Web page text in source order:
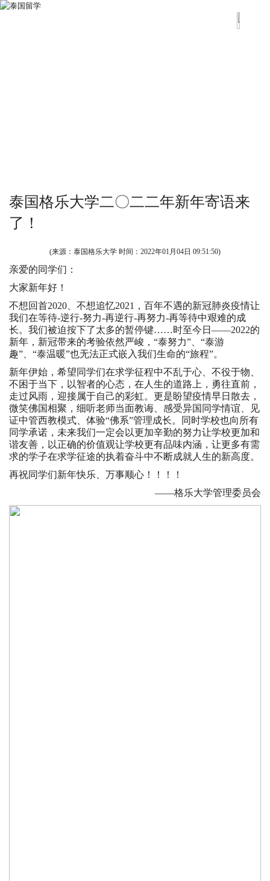
泰国格乐大学二〇二二年新年寄语来
了！
(来源：泰国格乐大学 时间： 2022年01月04日 09:51:50)
亲爱的同学们：
大家新年好！
不想回首2020、不想追忆2021，百年不遇的新冠肺炎疫情让
我们在等待-逆行-努力-再逆行-再努力-再等待中艰难的成
长。我们被迫按下了太多的暂停键……时至今日——2022的
新年，新冠带来的考验依然严峻，“泰努力”、“泰游
趣”、“泰温暖”也无法正式嵌入我们生命的“旅程”。
新年伊始，希望同学们在求学征程中不乱于心、不役于物、
不困于当下，以智者的心态，在人生的道路上，勇往直前，
走过风雨，迎接属于自己的彩虹。更是盼望疫情早日散去，
微笑佛国相聚，细听老师当面教诲、感受异国同学情谊、见
证中管西教模式、体验“佛系”管理成长。同时学校也向所有
同学承诺，未来我们一定会以更加辛勤的努力让学校更加和
谐友善，以正确的价值观让学校更有品味内涵，让更多有需
求的学子在求学征途的执着奋斗中不断成就人生的新高度。
再祝同学们新年快乐、万事顺心！！！！
——格乐大学管理委员会